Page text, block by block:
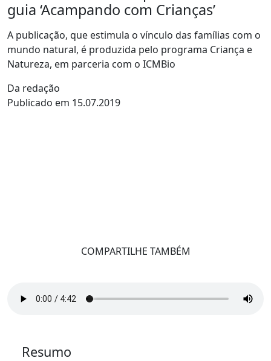
guia ‘Acampando com Crianças’
A publicação, que estimula o vínculo das famílias com o
mundo natural, é produzida pelo programa Criança e
Natureza, em parceria com o ICMBio
Da redação
Publicado em 15.07.2019
COMPARTILHE TAMBÉM
Resumo